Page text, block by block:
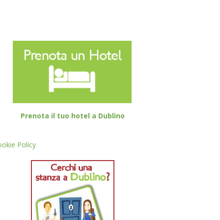
Prenota il tuo hotel a Dublino
Policy